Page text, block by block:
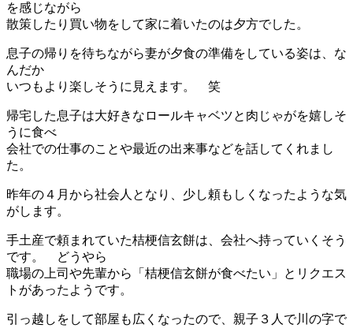
を感じながら
散策したり買い物をして家に着いたのは夕方でした。
息子の帰りを待ちながら妻が夕食の準備をしている姿は、な
んだか
いつもより楽しそうに見えます。 笑
帰宅した息子は大好きなロールキャベツと肉じゃがを嬉しそ
うに食べ
会社での仕事のことや最近の出来事などを話してくれまし
た。
昨年の４月から社会人となり、少し頼もしくなったような気
がします。
手土産で頼まれていた桔梗信玄餅は、会社へ持っていくそう
です。 どうやら
職場の上司や先輩から「桔梗信玄餅が食べたい」とリクエス
トがあったようです。
引っ越しをして部屋も広くなったので、親子３人で川の字で